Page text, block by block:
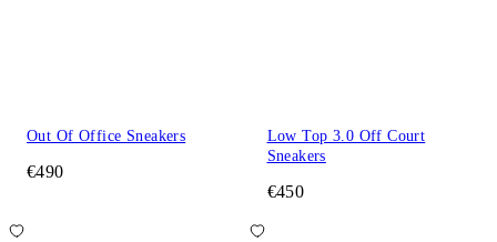
Out Of Office Sneakers
€490
Low Top 3.0 Off Court
Sneakers
€450